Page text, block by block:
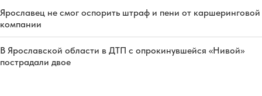
Ярославец не смог оспорить штраф и пени от каршеринговой
компании
В Ярославской области в ДТП с опрокинувшейся «Нивой»
пострадали двое